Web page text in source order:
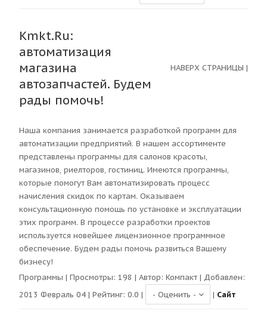
Kmkt.Ru:
автоматизация
магазина
автозапчастей. Будем
рады помочь!
НАВЕРХ СТРАНИЦЫ |
Наша компания занимается разработкой программ для
автоматизации предприятий. В нашем ассортименте
представлены программы для салонов красоты,
магазинов, риелторов, гостиниц. Имеются программы,
которые помогут Вам автоматизировать процесс
начисления скидок по картам. Оказываем
консультационную помощь по установке и эксплуатации
этих программ. В процессе разработки проектов
используется новейшее лицензионное программное
обеспечение. Будем рады помочь развиться Вашему
бизнесу!
Программы | Просмотры: 198 | Автор: Компакт | Добавлен:
2013 Февраль 04 | Рейтинг: 0.0 | | Сайт